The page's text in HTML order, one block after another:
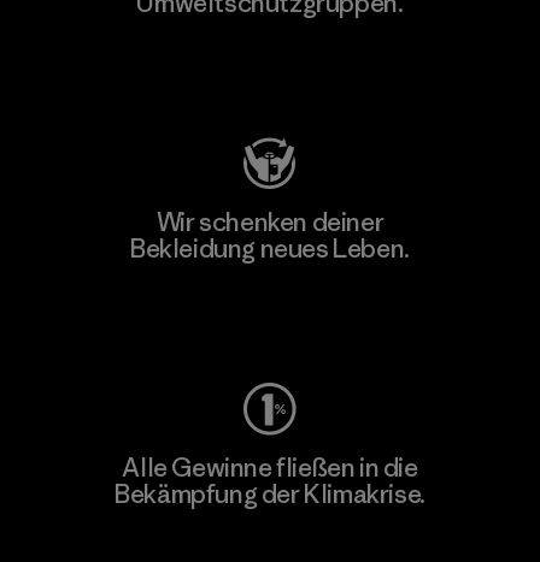
Wir schenken deiner
Bekleidung neues Leben.
Alle Gewinne fließen in die
Bekämpfung der Klimakrise.